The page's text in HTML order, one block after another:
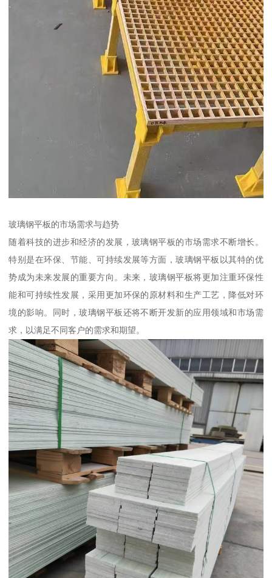
玻璃钢平板的市场需求与趋势
随着科技的进步和经济的发展，玻璃钢平板的市场需求不断增长。
特别是在环保、节能、可持续发展等方面，玻璃钢平板以其特的优
势成为未来发展的重要方向。未来，玻璃钢平板将更加注重环保性
能和可持续性发展，采用更加环保的原材料和生产工艺，降低对环
境的影响。同时，玻璃钢平板还将不断开发新的应用领域和市场需
求，以满足不同客户的需求和期望。